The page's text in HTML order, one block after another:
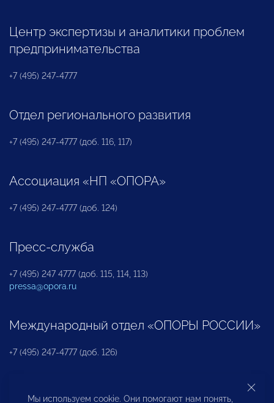
Центр экспертизы и аналитики проблем
предпринимательства
+7 (495) 247-4777
Отдел регионального развития
+7 (495) 247-4777 (доб. 116, 117)
Ассоциация «НП «ОПОРА»
+7 (495) 247-4777 (доб. 124)
Пресс-служба
+7 (495) 247 4777 (доб. 115, 114, 113)
pressa@opora.ru
Международный отдел «ОПОРЫ РОССИИ»
+7 (495) 247-4777 (доб. 126)
Бюро по защите прав предпринимателей и
Мы используем cookie. Они помогают нам понять,